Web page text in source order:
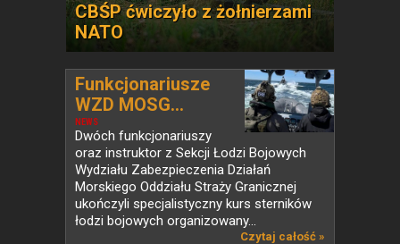
CBŚP ćwiczyło z żołnierzami
NATO
NEWS
Funkcjonariusze
WZD MOSG...
Dwóch funkcjonariuszy
oraz instruktor z Sekcji Łodzi Bojowych
Wydziału Zabezpieczenia Działań
Morskiego Oddziału Straży Granicznej
ukończyli specjalistyczny kurs sterników
łodzi bojowych organizowany...
Czytaj całość »